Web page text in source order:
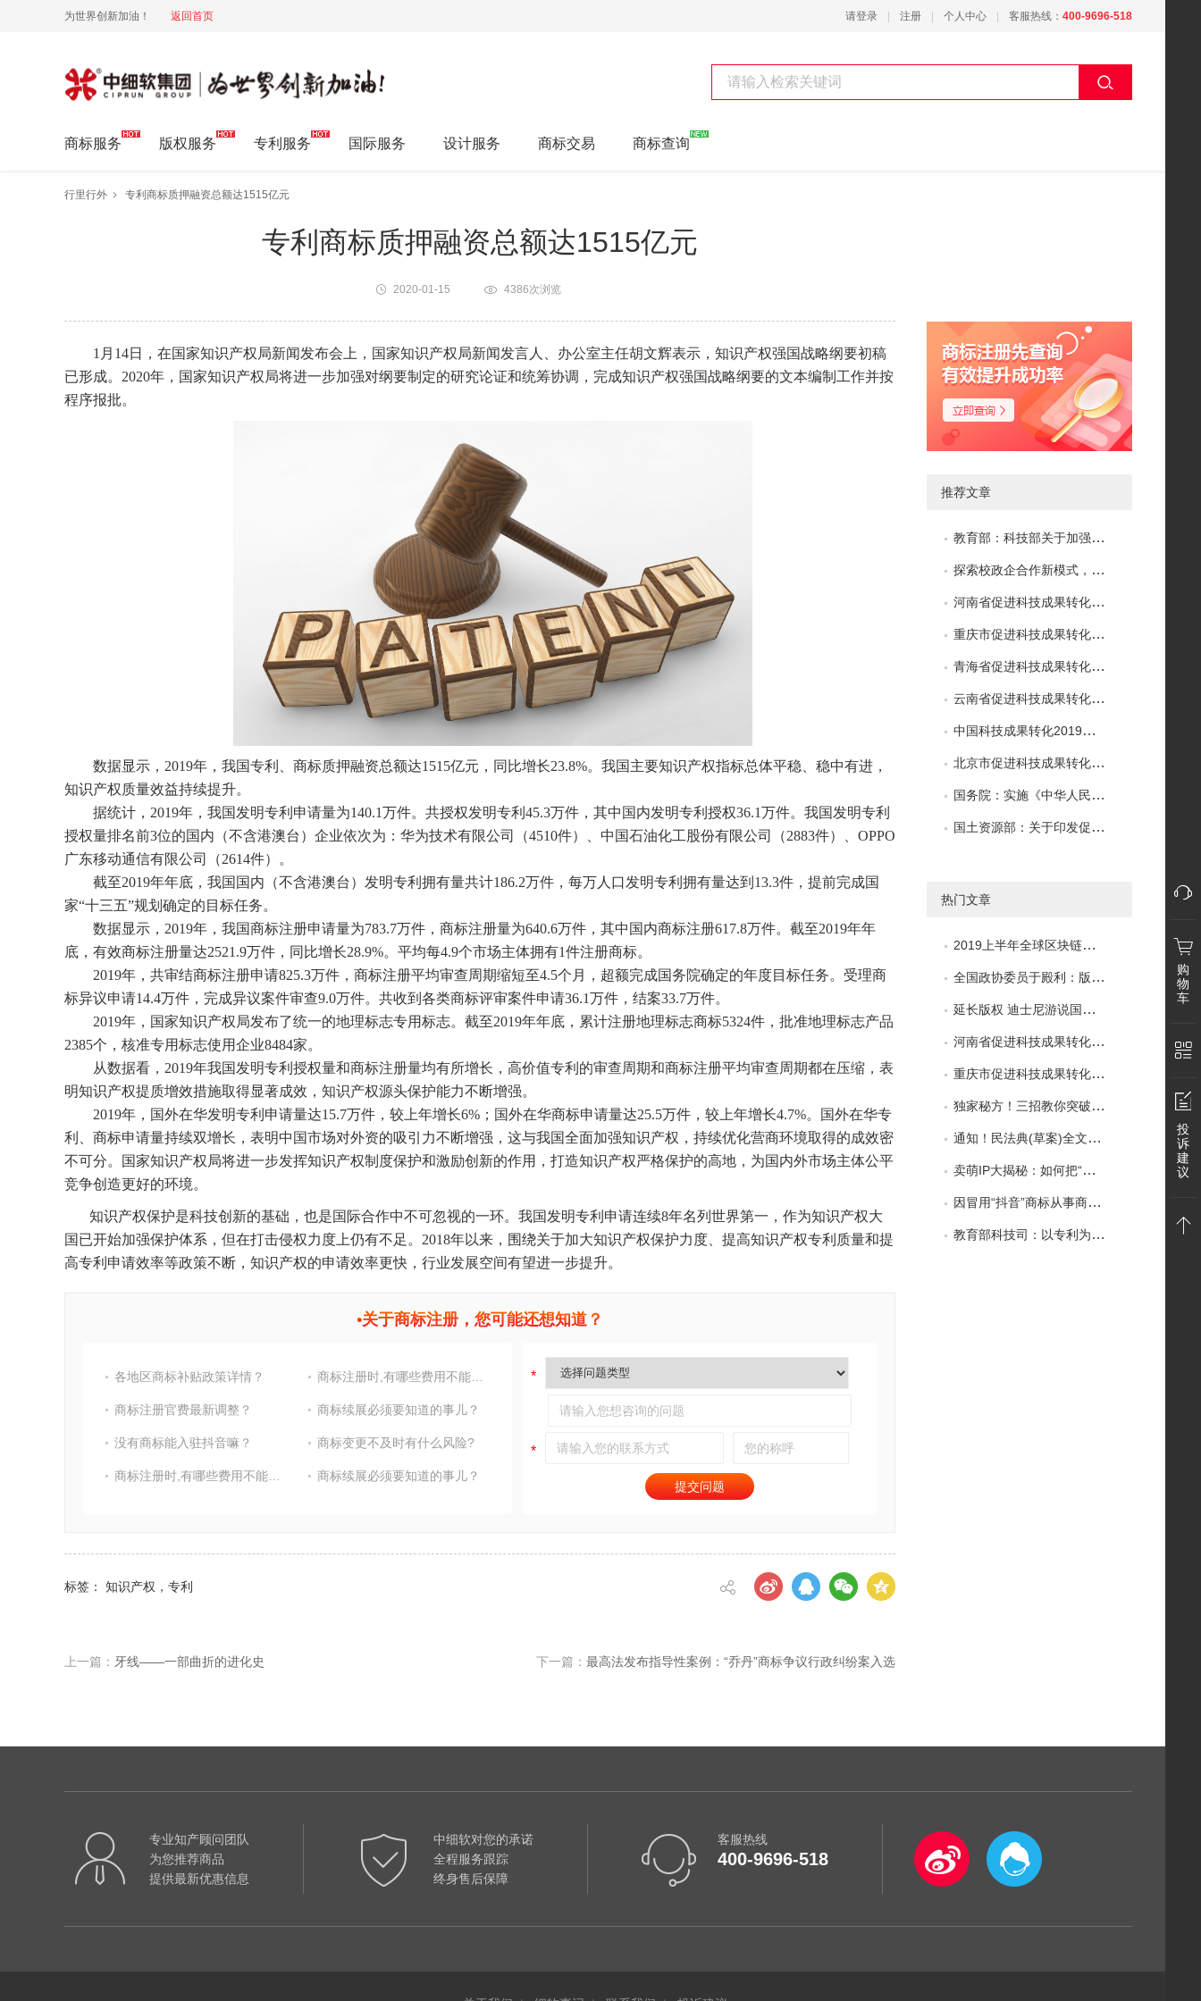
请登录 注册 个人中心 客服热线： 400-9696-518
为世界创新加油！ 返回首页
中细软集团 为世界创新加油!
商标服务 版权服务 专利服务 国际服务 设计服务 商标交易 商标查询
行里行外 专利商标质押融资总额达1515亿元
商标注册先查询
有效提升成功率
推荐文章
教育部：科技部关于加强高等学校科技成果转移转化工作的若干意见
探索校政企合作新模式，百名高校师生参观中细软
河南省促进科技成果转化条例
重庆市促进科技成果转化条例
青海省促进科技成果转化条例
云南省促进科技成果转化条例
中国科技成果转化2019年度报告出炉
北京市促进科技成果转化条例
国务院：实施《中华人民共和国促进科技成果转化法》若干规定
国土资源部：关于印发促进科技成果转化暂行办法的通知
热门文章
2019上半年全球区块链企业发明专利排行榜（TOP100）
全国政协委员于殿利：版权"分家"影响媒体融合
延长版权 迪士尼游说国会修改法律
河南省促进科技成果转化条例
重庆市促进科技成果转化条例
独家秘方！三招教你突破专利局限性
通知！民法典(草案)全文发布：知识产权部分一览
卖萌IP大揭秘：如何把“卖萌”变卖“萌”？
因冒用“抖音”商标从事商业活动，杭州一公司被判赔180万元——抖音拒绝被“蹭热度”
教育部科技司：以专利为突破口，引导高校科技成果脱虚向实
专利商标质押融资总额达1515亿元
2020-01-15 4386次浏览
1月14日，在国家知识产权局新闻发布会上，国家知识产权局新闻发言人、办公室主任胡文辉表示，知识产权强国战略纲要初稿
已形成。2020年，国家知识产权局将进一步加强对纲要制定的研究论证和统筹协调，完成知识产权强国战略纲要的文本编制工作并按
程序报批。
数据显示，2019年，我国专利、商标质押融资总额达1515亿元，同比增长23.8%。我国主要知识产权指标总体平稳、稳中有进，
知识产权质量效益持续提升。
据统计，2019年，我国发明专利申请量为140.1万件。共授权发明专利45.3万件，其中国内发明专利授权36.1万件。我国发明专利
授权量排名前3位的国内（不含港澳台）企业依次为：华为技术有限公司（4510件）、中国石油化工股份有限公司（2883件）、OPPO
广东移动通信有限公司（2614件）。
截至2019年年底，我国国内（不含港澳台）发明专利拥有量共计186.2万件，每万人口发明专利拥有量达到13.3件，提前完成国
家“十三五”规划确定的目标任务。
数据显示，2019年，我国商标注册申请量为783.7万件，商标注册量为640.6万件，其中国内商标注册617.8万件。截至2019年年
底，有效商标注册量达2521.9万件，同比增长28.9%。平均每4.9个市场主体拥有1件注册商标。
2019年，共审结商标注册申请825.3万件，商标注册平均审查周期缩短至4.5个月，超额完成国务院确定的年度目标任务。受理商
标异议申请14.4万件，完成异议案件审查9.0万件。共收到各类商标评审案件申请36.1万件，结案33.7万件。
2019年，国家知识产权局发布了统一的地理标志专用标志。截至2019年年底，累计注册地理标志商标5324件，批准地理标志产品
2385个，核准专用标志使用企业8484家。
从数据看，2019年我国发明专利授权量和商标注册量均有所增长，高价值专利的审查周期和商标注册平均审查周期都在压缩，表
明知识产权提质增效措施取得显著成效，知识产权源头保护能力不断增强。
2019年，国外在华发明专利申请量达15.7万件，较上年增长6%；国外在华商标申请量达25.5万件，较上年增长4.7%。国外在华专
利、商标申请量持续双增长，表明中国市场对外资的吸引力不断增强，这与我国全面加强知识产权，持续优化营商环境取得的成效密
不可分。国家知识产权局将进一步发挥知识产权制度保护和激励创新的作用，打造知识产权严格保护的高地，为国内外市场主体公平
竞争创造更好的环境。
知识产权保护是科技创新的基础，也是国际合作中不可忽视的一环。我国发明专利申请连续8年名列世界第一，作为知识产权大
国已开始加强保护体系，但在打击侵权力度上仍有不足。2018年以来，围绕关于加大知识产权保护力度、提高知识产权专利质量和提
高专利申请效率等政策不断，知识产权的申请效率更快，行业发展空间有望进一步提升。
•关于商标注册，您可能还想知道？
各地区商标补贴政策详情？
商标注册官费最新调整？ 商标续展必须要知道的事儿？
没有商标能入驻抖音嘛？ 商标变更不及时有什么风险?
商标续展必须要知道的事儿？
提交问题
标签： 知识产权，专利
上一篇： 牙线——一部曲折的进化史 下一篇： 最高法发布指导性案例：“乔丹”商标争议行政纠纷案入选
专业知产顾问团队
为您推荐商品
提供最新优惠信息
中细软对您的承诺
全程服务跟踪
终身售后保障
客服热线
400-9696-518
购
物
车
投
诉
建
议